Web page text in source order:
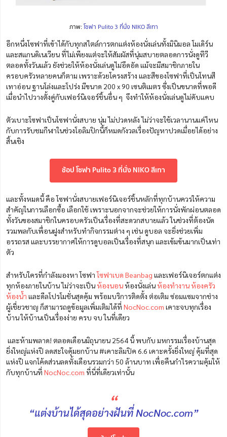
ภาพ:โซฟา Pulito 3 ที่นั่ง NIKO สีเทา
อีกหนึ่งโซฟาที่เข้าได้กับทุกสไตล์การตกแต่งห้องนั่งเล่นทั้งมินิมอล โมเดิร์น
และสแกนดิเนเวียน ที่ไม่เพียงแต่จะให้สัมผัสที่นุ่มสบายตลอดการนั่งดูทีวี
ตลอดทั้งวันแล้ว ยังช่วยให้ห้องนั่งเล่นดูไม่อึดอัด แม้จะมีสมาชิกภายใน
ครอบครัวหลายคนก็ตาม เพราะด้วยโครงสร้าง และสีของโซฟาที่เป็นโทนสี
เทาอ่อน ฐานโล่งและโปร่ง มีขนาด 200 x 90 เซนติเมตร ซึ่งเป็นขนาดที่พอดี
เมื่อนำไปวางตั้งคู่กับเฟอร์นิเจอร์ชิ้นอื่น ๆ จึงทำให้ห้องนั่งเล่นดูไม่คับแคบ
ตัวเบาะโซฟาเป็นโซฟานั่งสบาย นุ่ม ไม่ปวดหลัง ไม่ว่าจะใช้เวลานานแค่ไหน
กับการรับชมกีฬาในช่วงโอลิมปิกนี้ก็หมดกังวลเรื่องปัญหาปวดเมื่อยได้อย่าง
สิ้นเชิง
ช้อป โซฟา Pulito 3 ที่นั่ง NIKO สีเทา
และทั้งหมดนี้ คือ โซฟานั่งสบายเฟอร์นิเจอร์ชิ้นหลักที่ทุกบ้านควรให้ความ
สำคัญในการเลือกซื้อ เลือกใช้ เพราะนอกจากจะช่วยให้การนั่งพักผ่อนตลอด
ทั้งวันของสมาชิกในครอบครัวเป็นเรื่องที่สะดวกสบายแล้ว ในช่วงที่ต้องนัด
รวมพลกับเพื่อนฝูงสำหรับทำกิจกรรมต่าง ๆ เช่น ดูบอล จะยิ่งช่วยเพิ่ม
อรรถรส และบรรยากาศให้การดูบอลเป็นเรื่องที่สนุก และเข้มข้นมากเป็นเท่า
ตัว
สำหรับใครที่กำลังมองหา โซฟาโซฟาเบด Beanbag และเฟอร์นิเจอร์ตกแต่ง
ทุกห้องภายในบ้าน ไม่ว่าจะเป็น ห้องนอนห้องนั่งเล่น ห้องทำงาน ห้องครัว
ห้องน้ำ และดีลโปรโมชั่นสุดคุ้ม พร้อมบริการติดตั้ง ต่อเติม ซ่อมแซมจากช่าง
ผู้เชี่ยวชาญ ก็สามารถดูข้อมูลเพิ่มเติมได้ที่ NocNoc.com เคาะจบทุกเรื่อง
บ้าน ให้บ้านเป็นเรื่องง่าย ครบ จบ ในที่เดียว
และห้ามพลาด! ตลอดเดือนมิถุนายน 2564 นี้ พบกับ มหกรรมเรื่องบ้านสุด
ยิ่งใหญ่แห่งปี ลดสะใจคุ้มยกบ้าน #เคาะลิมปิค 6.6 เคาะครั้งยิ่งใหญ่ คุ้มที่สุด
แห่งปี แจกโค้ดส่วนลดทั้งเดือนรวมกว่า 50 ล้านบาท เพื่อคืนกำไรความคุ้มให้
กับทุกบ้านที่ NocNoc.com ที่นี่ที่เดียวเท่านั้น
“
“แต่งบ้านได้สุดอย่างฝันที่ NocNoc.com”